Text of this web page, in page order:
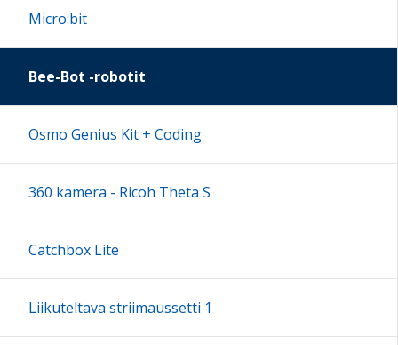
16:00
17:00
18:00
Micro:bit
Bee-Bot -robotit
Osmo Genius Kit + Coding
360 kamera - Ricoh Theta S
Catchbox Lite
Liikuteltava striimaussetti 1